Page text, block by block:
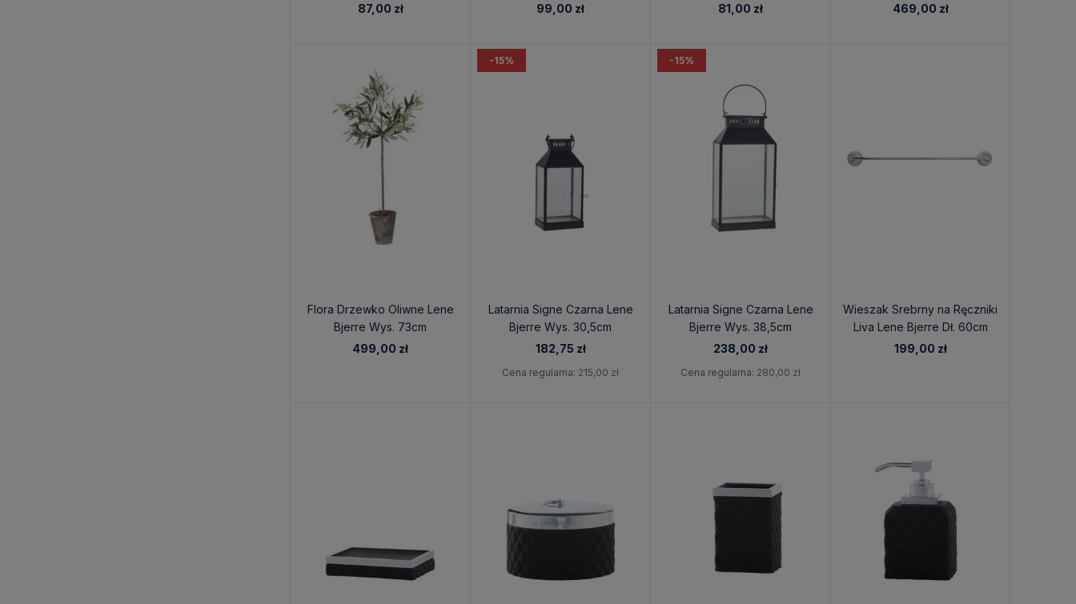
87,00 zł
99,00 zł
81,00 zł
469,00 zł
Flora Drzewko Oliwne Lene
Bjerre Wys. 73cm
499,00 zł
Latarnia Signe Czarna Lene
Bjerre Wys. 30,5cm
182,75 zł
Cena regularna: 215,00 zł
-15%
Latarnia Signe Czarna Lene
Bjerre Wys. 38,5cm
238,00 zł
Cena regularna: 280,00 zł
-15%
Wieszak Srebrny na Ręczniki
Liva Lene Bjerre Dł. 60cm
199,00 zł